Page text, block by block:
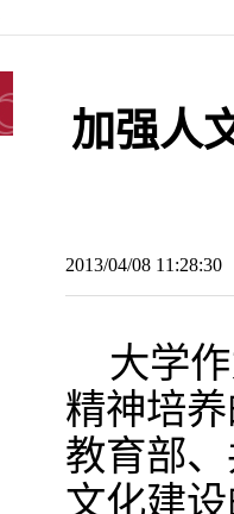
加强人
2013/04/08
大学
精神培
教育部
文化建